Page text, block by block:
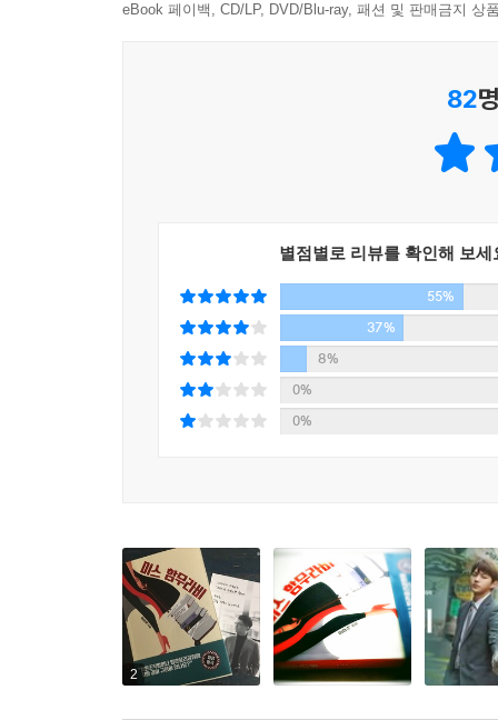
사진이 떠돌고 있는 거 아세요? 미스 함무라비라
젊은 여성 판사의 거침없는 정의로움은, 세간의
굳건하게 나아가는 판사로서 우뚝 설 수 있을까.
존재할까. 우리나라 사법부에 대한 국민의 불신
그 모습을 좀체 드러내지 않는다. 그 이유는 무엇
그럼에도 여전히 법봉이 전형적인 상징으로 사
일반 시민에게 별로 알려진 바가 없기에 그렇다
권위를 가지고 있다. 민주주의를 지향하는 사회
광장 사이에 잘못된 신호가 오고가기도 한다.
내려와 시민들이 오가는 광장에서 함께 같은 언어
eBook 페이백, CD/LP, DVD/Blu-ray, 패션 및 판매금지 상
82
별점별로 리뷰를 확인해 보세
55%
37%
8%
0%
0%
2